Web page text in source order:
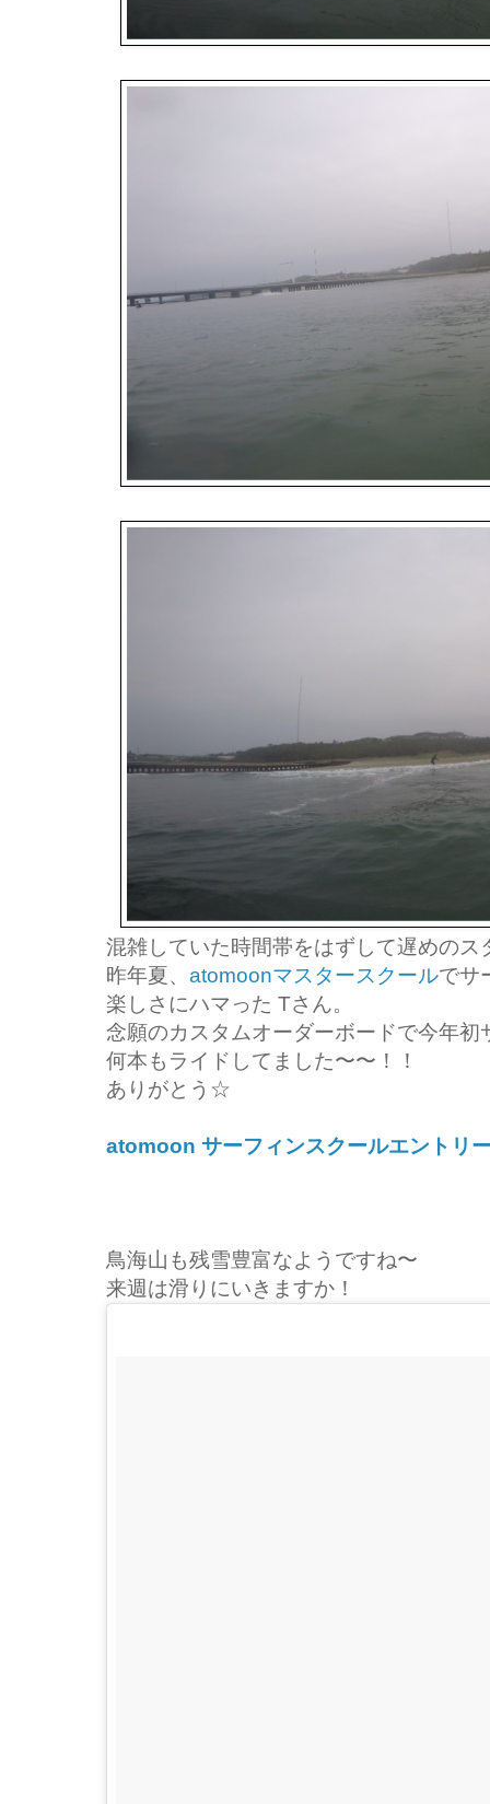
混雑していた時間帯をはずして遅めのス
昨年夏、 atomoonマスタースクールでサ
楽しさにハマった Tさん。
念願のカスタムオーダーボードで今年初
何本もライドしてました〜〜！！
ありがとう☆
atomoon サーフィンスクールエントリ
鳥海山も残雪豊富なようですね〜
来週は滑りにいきますか！